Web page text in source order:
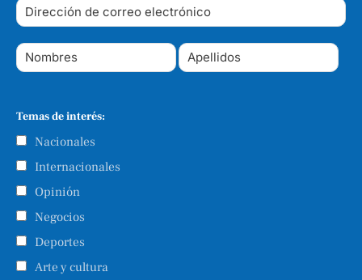
Temas de interés:
Nacionales
Internacionales
Opinión
Negocios
Deportes
Arte y cultura